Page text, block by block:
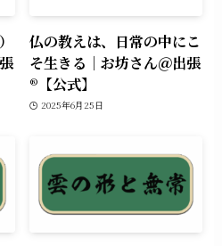
仏の教えは、日常の中にこ
そ生きる｜お坊さん＠出張
®︎【公式】
2025年6月25日